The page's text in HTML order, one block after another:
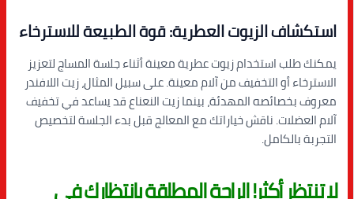
استكشاف الزيوت العطرية: قوة الطبيعة للاسترخاء
يمكنك طلب استخدام زيوت عطرية معينة أثناء جلسة المساج لتعزيز
الاسترخاء أو التخفيف من آلام معينة. على سبيل المثال، زيت اللافندر
معروف بخصائصه المهدئة، بينما زيت النعناع قد يساعد في تخفيف
آلام العضلات. ناقش خياراتك مع المعالج قبل بدء الجلسة لتخصيص
التجربة بالكامل.
لا تنتظر أكثر! الراحة المطلقة بانتظارك في